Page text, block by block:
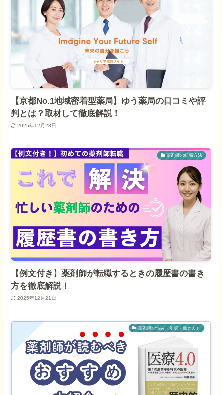
【京都No.1地域密着型薬局】ゆう薬局の口コミや評
判とは？取材して徹底解説！
2025年12月23日
薬剤師の転職方法
【例文付き】薬剤師が転職するときの履歴書の書き
方を徹底解説！
2025年12月21日
薬剤師の悩み（年収・働き方）